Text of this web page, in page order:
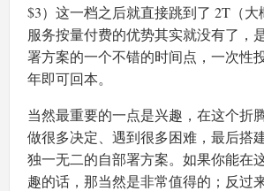
$3）这一档之后就直接跳到了 2T（大
服务按量付费的优势其实就没有了，
署方案的一个不错的时间点，一次性
年即可回本。
当然最重要的一点是兴趣，在这个折
做很多决定、遇到很多困难，最后搭
独一无二的自部署方案。如果你能在
趣的话，那当然是非常值得的；反过